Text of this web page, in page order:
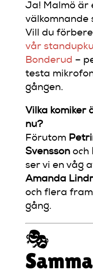
Ja! Malmö är
Vill du
vår
Bonderud –
testa
gången.
Vilka komiker
nu?
Förutom
Svensson och
ser vi en våg
Amanda
och flera
gång.
🎭